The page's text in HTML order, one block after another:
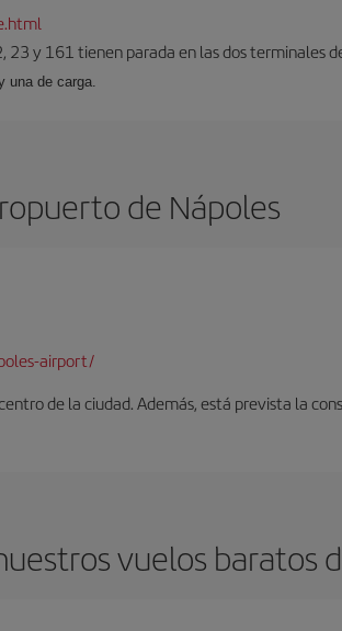
23 y 161 tienen parada en las dos terminales
una de carga.
de Nápoles
airport/
de la ciudad. Además, está prevista la
vuelos baratos